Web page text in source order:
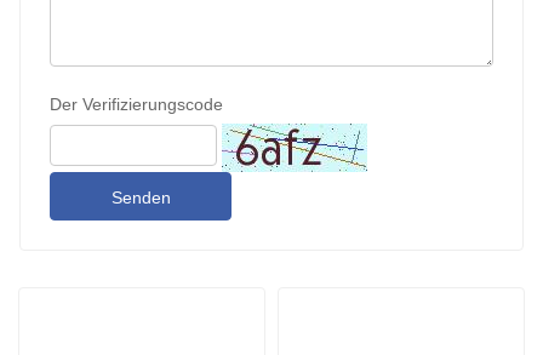
Der Verifizierungscode
Senden